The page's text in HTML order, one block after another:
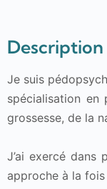
Description
Je suis
spécialisation
grossesse, de la
J’ai exercé dans
approche à la